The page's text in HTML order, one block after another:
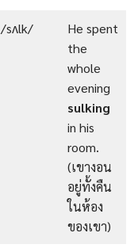
/sʌlk/
He spent
the
whole
evening
sulking
in his
room.
(เขางอน
อยู่ทั้งคืน
ในห้อง
ของเขา)